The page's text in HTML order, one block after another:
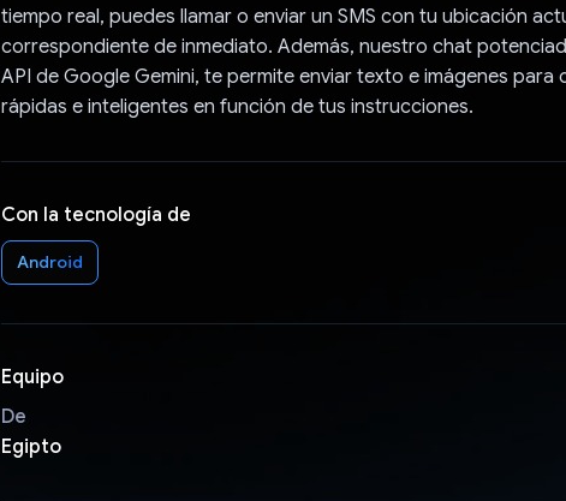
tiempo real, puedes llamar o enviar un SMS con tu ubicación
correspondiente de inmediato. Además, nuestro chat
API de Google Gemini, te permite enviar texto e imágenes para
rápidas e inteligentes en función de tus instrucciones.
Con la tecnología de
Android
Equipo
De
Egipto